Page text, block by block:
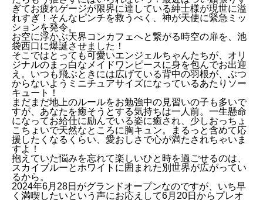
ぎてお疲れゲージが限界に達している紳士様が現世に溢
れすぎ！そんなピンチを救うべく、神が天使に緊急ミッ
ションを発令。
お空に浮かぶ天界コンカフェへと繋がる時空の扉を、池
袋西口に爆誕させました！
そこではとっても可愛いエンジェルちゃんたちが、オリ
ジナルのまっ白なメイドワンピースに身を包んでお出迎
え。いつも飛ぶときには広げている背中の羽根が、ぶつ
からないようミニチュアサイズになっているあたりソー
キュート！
まだまだ地上のルールをお勉強中の見習いの子も多いで
すが、あなたを癒そうとする気持ちは一人前。一生懸命
になってお給仕に励んでいる姿に癒され、少しおっちょ
こちょいで天然なところに胸キュン。まるっと含めて応
援したくなるくらい、愛おしさで心が満たされちゃいま
すよ！
抱えていた悩みを忘れて楽しいひと時を過ごせるのは、
スカイブルーとホワイトに囲まれた別世界が広がってい
るから。
2024年6月28日がグランドオープンなのですが、いち早
く満喫したいという声にお応えして6月20日からプレオ